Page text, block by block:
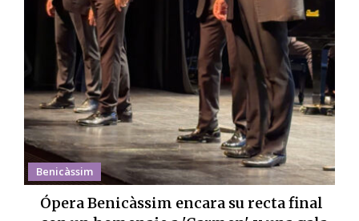
Benicàssim
Ópera Benicàssim encara su recta final